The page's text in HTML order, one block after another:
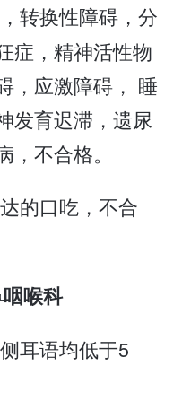
转换性障碍，分
症，精神活性物
，应激障碍， 睡
发育迟滞，遗尿
不合格。
的口吃，不合
喉科
耳语均低于5